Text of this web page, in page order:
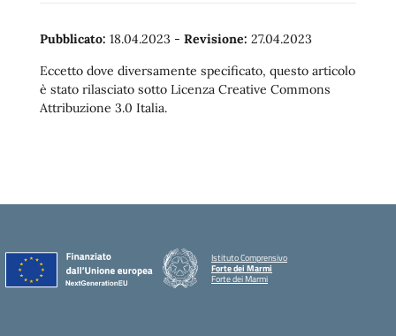
Pubblicato: 18.04.2023 - Revisione: 27.04.2023
Eccetto dove diversamente specificato, questo articolo
è stato rilasciato sotto Licenza Creative Commons
Attribuzione 3.0 Italia.
Istituto Comprensivo
Forte dei Marmi
Forte dei Marmi